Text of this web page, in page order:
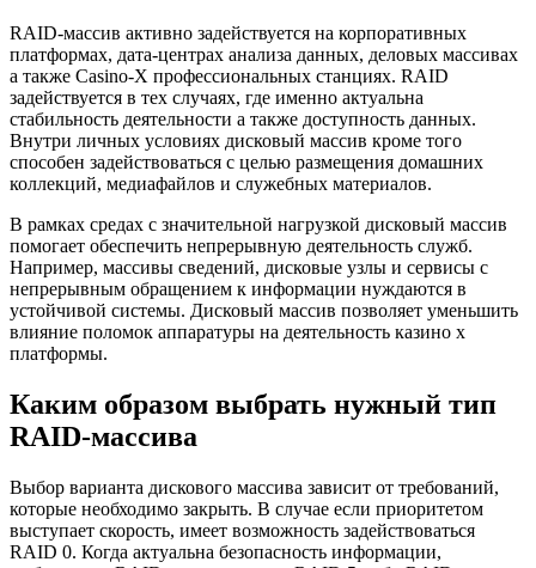
RAID-массив активно задействуется на корпоративных
платформах, дата-центрах анализа данных, деловых массивах
а также Casino-X профессиональных станциях. RAID
задействуется в тех случаях, где именно актуальна
стабильность деятельности а также доступность данных.
Внутри личных условиях дисковый массив кроме того
способен задействоваться с целью размещения домашних
коллекций, медиафайлов и служебных материалов.
В рамках средах с значительной нагрузкой дисковый массив
помогает обеспечить непрерывную деятельность служб.
Например, массивы сведений, дисковые узлы и сервисы с
непрерывным обращением к информации нуждаются в
устойчивой системы. Дисковый массив позволяет уменьшить
влияние поломок аппаратуры на деятельность казино х
платформы.
Каким образом выбрать нужный тип
RAID-массива
Выбор варианта дискового массива зависит от требований,
которые необходимо закрыть. В случае если приоритетом
выступает скорость, имеет возможность задействоваться
RAID 0. Когда актуальна безопасность информации,